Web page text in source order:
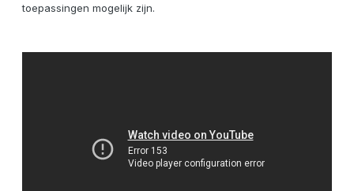
toepassingen mogelijk zijn.